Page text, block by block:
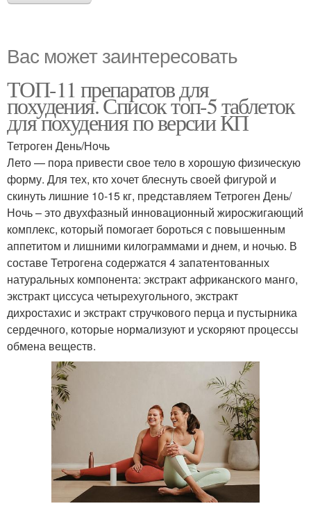
Вас может заинтересовать
ТОП-11 препаратов для
похудения. Список топ-5 таблеток
для похудения по версии КП
Тетроген День/Ночь
Лето — пора привести свое тело в хорошую физическую
форму. Для тех, кто хочет блеснуть своей фигурой и
скинуть лишние 10-15 кг, представляем Тетроген День/
Ночь – это двухфазный инновационный жиросжигающий
комплекс, который помогает бороться с повышенным
аппетитом и лишними килограммами и днем, и ночью. В
составе Тетрогена содержатся 4 запатентованных
натуральных компонента: экстракт африканского манго,
экстракт циссуса четырехугольного, экстракт
дихростахис и экстракт стручкового перца и пустырника
сердечного, которые нормализуют и ускоряют процессы
обмена веществ.